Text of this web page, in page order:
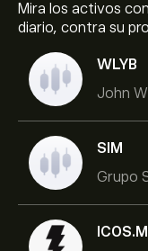
Mira los activos
diario, contra su
WLYB
John
SIM
Grupo
ICOS.MI